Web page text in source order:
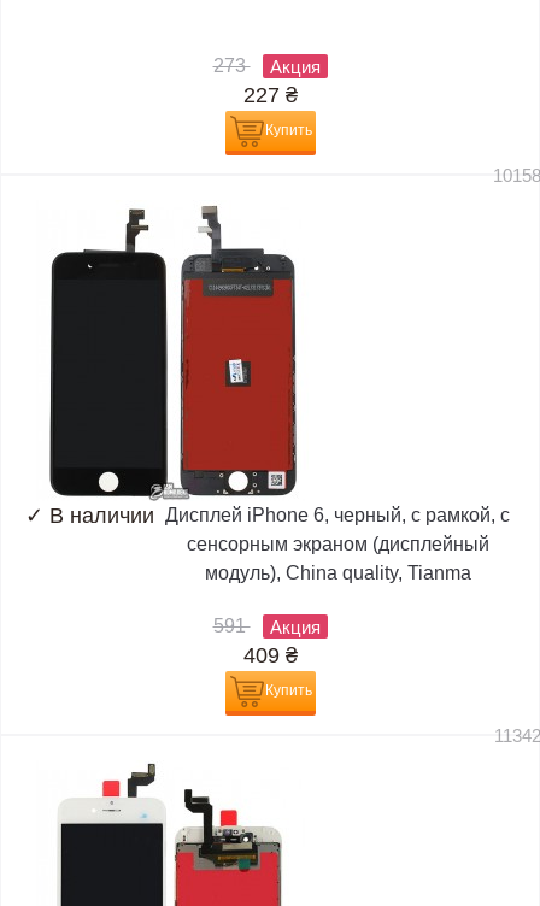
273 Акция
227 ₴
Купить
✓ В наличии Дисплей iPhone 6, черный, с рамкой, с
сенсорным экраном (дисплейный
модуль), China quality, Tianma
591 Акция
409 ₴
Купить